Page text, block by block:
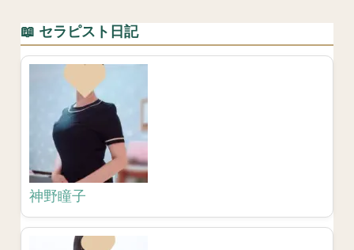
📖 セラピスト日記
神野瞳子